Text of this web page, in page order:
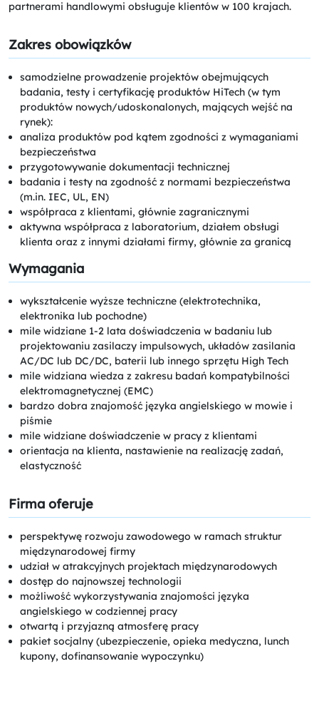
partnerami handlowymi obsługuje klientów w 100 krajach.
Zakres obowiązków
samodzielne prowadzenie projektów obejmujących
badania, testy i certyfikację produktów HiTech (w tym
produktów nowych/udoskonalonych, mających wejść na
rynek):
analiza produktów pod kątem zgodności z wymaganiami
bezpieczeństwa
przygotowywanie dokumentacji technicznej
badania i testy na zgodność z normami bezpieczeństwa
(m.in. IEC, UL, EN)
współpraca z klientami, głównie zagranicznymi
aktywna współpraca z laboratorium, działem obsługi
klienta oraz z innymi działami firmy, głównie za granicą
Wymagania
wykształcenie wyższe techniczne (elektrotechnika,
elektronika lub pochodne)
mile widziane 1-2 lata doświadczenia w badaniu lub
projektowaniu zasilaczy impulsowych, układów zasilania
AC/DC lub DC/DC, baterii lub innego sprzętu High Tech
mile widziana wiedza z zakresu badań kompatybilności
elektromagnetycznej (EMC)
bardzo dobra znajomość języka angielskiego w mowie i
piśmie
mile widziane doświadczenie w pracy z klientami
orientacja na klienta, nastawienie na realizację zadań,
elastyczność
Firma oferuje
perspektywę rozwoju zawodowego w ramach struktur
międzynarodowej firmy
udział w atrakcyjnych projektach międzynarodowych
dostęp do najnowszej technologii
możliwość wykorzystywania znajomości języka
angielskiego w codziennej pracy
otwartą i przyjazną atmosferę pracy
pakiet socjalny (ubezpieczenie, opieka medyczna, lunch
kupony, dofinansowanie wypoczynku)